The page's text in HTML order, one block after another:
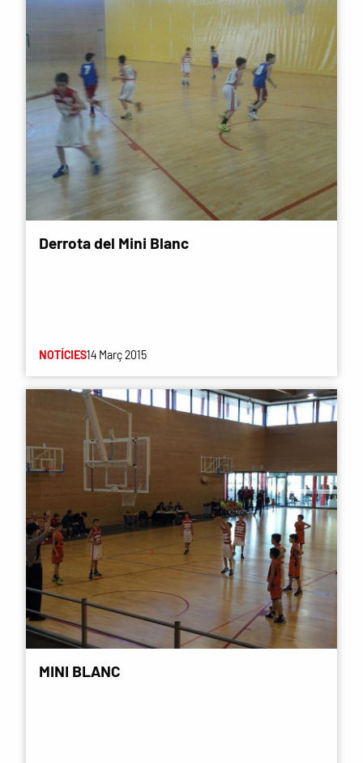
Derrota del Mini Blanc
NOTÍCIES14 Març 2015
MINI BLANC